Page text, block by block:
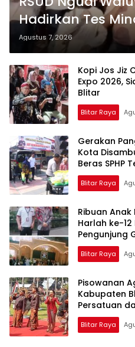
Hadirkan Tes
Skrining Gizi
2026
Agustus 7, 2026
Kopi Jos Jiz
Expo 2026,
Blitar
Blitar Raya
Gerakan
Kota
Beras SPHP
Blitar Raya
Ribuan
Harlah ke-
Pengunjung
Blitar Raya
Pisowanan
Kabupaten
Persatuan
Daerah
Blitar Raya